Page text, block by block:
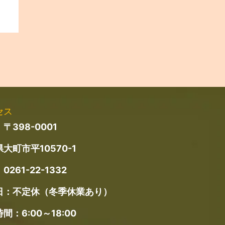
ス
〒398-0001
大町市平10570-1
0261-22-1332
：不定休（冬季休業あり）
間：6:00～18:00